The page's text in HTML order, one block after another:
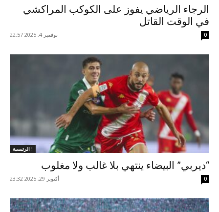
الرجاء الرياضي يفوز على الكوكب المراكشي
في الوقت القاتل
نوفمبر 4, 2025 22:57 0
الرئيسية !
“ديربي” البيضاء ينتهي بلا غالب ولا مغلوب
أكتوبر 29, 2025 23:32 0